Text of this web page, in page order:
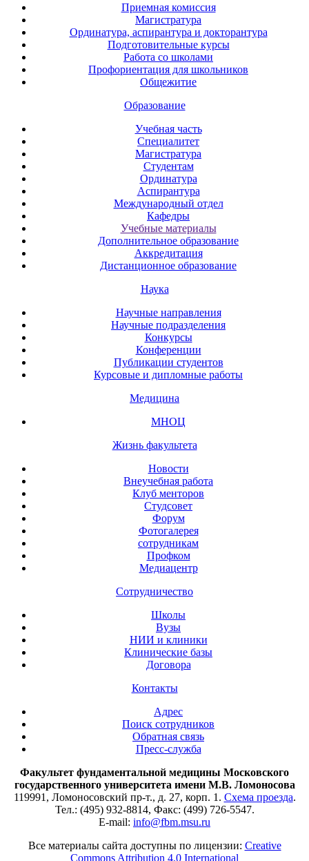
Приемная комиссия
Магистратура
Ординатура, аспирантура и докторантура
Подготовительные курсы
Работа со школами
Профориентация для школьников
Общежитие
Образование
Учебная часть
Специалитет
Магистратура
Студентам
Ординатура
Аспирантура
Международный отдел
Кафедры
Учебные материалы
Дополнительное образование
Аккредитация
Дистанционное образование
Наука
Научные направления
Научные подразделения
Конкурсы
Конференции
Публикации студентов
Курсовые и дипломные работы
Медицина
МНОЦ
Жизнь факультета
Новости
Внеучебная работа
Клуб менторов
Студсовет
Форум
Фотогалерея
сотрудникам
Профком
Медиацентр
Сотрудничество
Школы
Вузы
НИИ и клиники
Клинические базы
Договора
Контакты
Адрес
Поиск сотрудников
Обратная связь
Пресс-служба
Факультет фундаментальной медицины Московского
государственного университета имени М.В. Ломоносова
119991, Ломоносовский пр-т., д. 27, корп. 1. Схема проезда.
Тел.: (495) 932-8814, Факс: (499) 726-5547.
E-mail: info@fbm.msu.ru
Все материалы сайта доступны по лицензии: Creative
Commons Attribution 4.0 International